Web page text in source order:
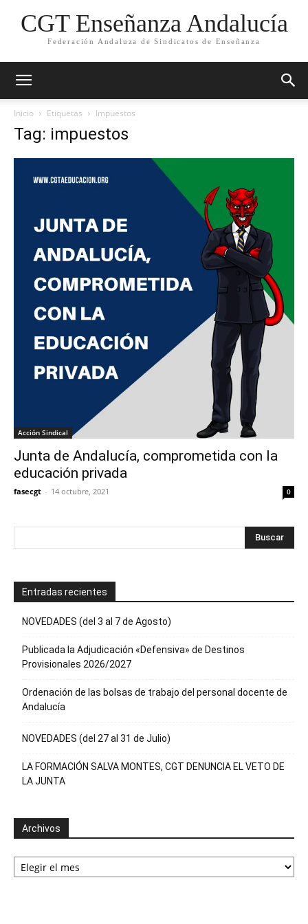
CGT Enseñanza Andalucía
Federación Andaluza de Sindicatos de Enseñanza
Inicio Etiquetas Impuestos
Tag: impuestos
Acción Sindical
Junta de Andalucía, comprometida con la
educación privada
fasecgt - 14 octubre, 2021 0
Entradas recientes
NOVEDADES (del 3 al 7 de Agosto)
Publicada la Adjudicación «Defensiva» de Destinos
Provisionales 2026/2027
Ordenación de las bolsas de trabajo del personal docente de
Andalucía
NOVEDADES (del 27 al 31 de Julio)
LA FORMACIÓN SALVA MONTES, CGT DENUNCIA EL VETO DE
LA JUNTA
Archivos
Archivos